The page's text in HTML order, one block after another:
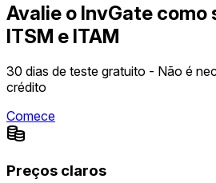
Avalie o InvGate como
ITSM e ITAM
30 dias de teste gratuito - Não é
crédito
Comece
Preços claros